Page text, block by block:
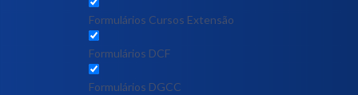
Formulários Cursos Extensão
Formulários DCF
Formulários DGCC